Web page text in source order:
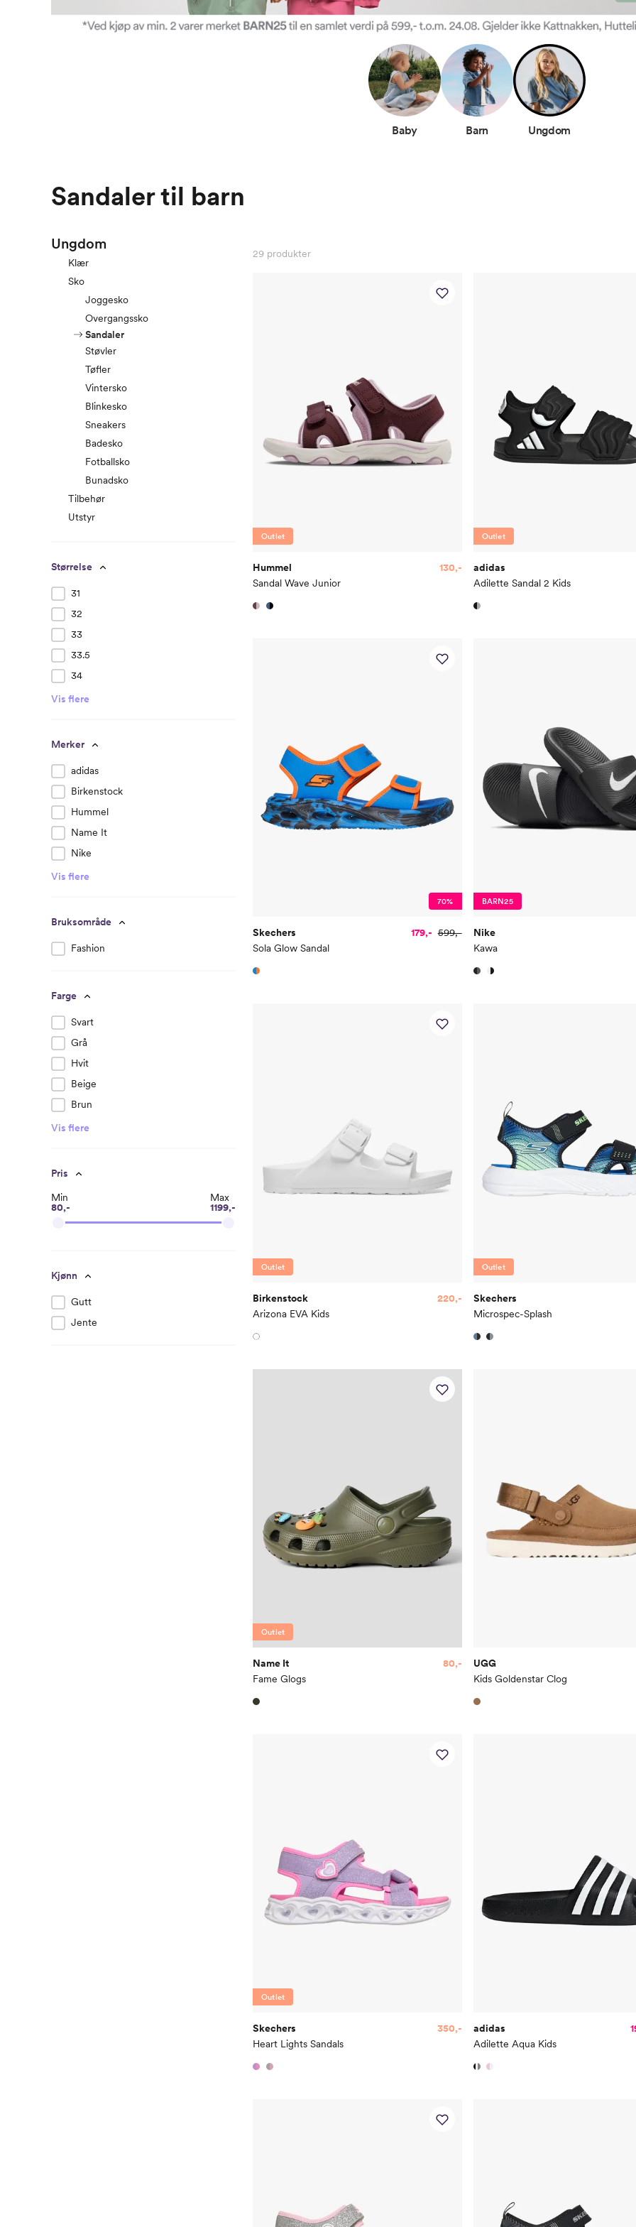
Baby Barn Ungdom
Sandaler til barn
Ungdom
Klær
Sko
Joggesko
Overgangssko
Sandaler
Støvler
Tøfler
Vintersko
Blinkesko
Sneakers
Badesko
Fotballsko
Bunadsko
Tilbehør
Utstyr
Størrelse
31
32
33
33.5
34
Vis flere
Merker
adidas
Birkenstock
Hummel
Name It
Nike
Vis flere
Bruksområde
Fashion
Farge
Svart
Grå
Hvit
Beige
Brun
Vis flere
Pris
Min
80,-
Max
1199,-
Kjønn
Gutt
Jente
29 produkter
Outlet
Hummel
Sandal Wave Junior
130,-
Outlet
adidas
Adilette Sandal 2 Kids
70%
Skechers
Sola Glow Sandal
179,- 599,-
BARN25
Nike
Kawa
Outlet
Birkenstock
Arizona EVA Kids
220,-
Outlet
Skechers
Microspec-Splash
Outlet
Name It
Fame Glogs
80,-
UGG
Kids Goldenstar Clog
Outlet
Skechers
Heart Lights Sandals
350,-
adidas
Adilette Aqua Kids